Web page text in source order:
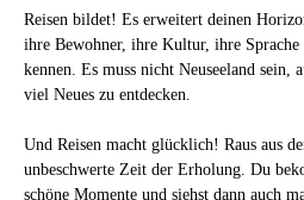
Reisen bildet! Es erweitert deinen
ihre Bewohner, ihre Kultur, ihre Sprache
kennen. Es muss nicht Neuseeland sein,
viel Neues zu entdecken.
Und Reisen macht glücklich! Raus aus
unbeschwerte Zeit der Erholung. Du
schöne Momente und siehst dann auch